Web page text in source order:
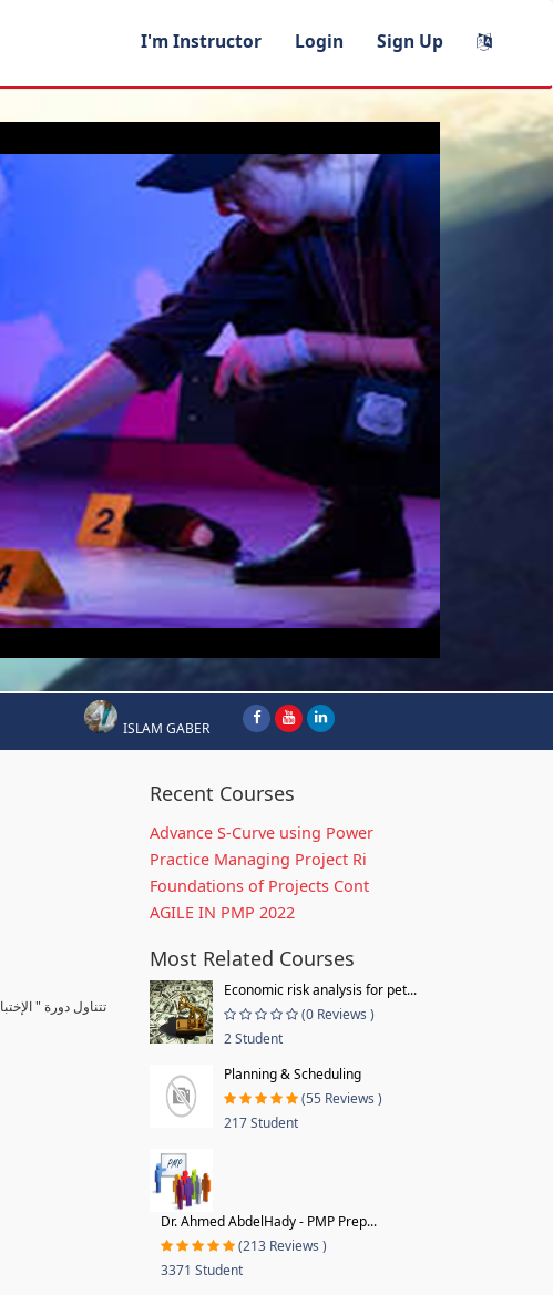
I'm Instructor Login Sign Up
ISLAM GABER
تتناول دورة "
Recent Courses
Advance S-Curve using Power
Practice Managing Project Ri
Foundations of Projects Cont
AGILE IN PMP 2022
Most Related Courses
Economic risk analysis for pet...
(0 Reviews )
2 Student
Planning & Scheduling
(55 Reviews )
217 Student
Dr. Ahmed AbdelHady - PMP Prep...
(213 Reviews )
3371 Student